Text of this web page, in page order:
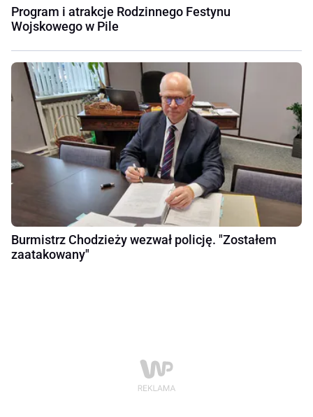
Program i atrakcje Rodzinnego Festynu
Wojskowego w Pile
Burmistrz Chodzieży wezwał policję. "Zostałem
zaatakowany"